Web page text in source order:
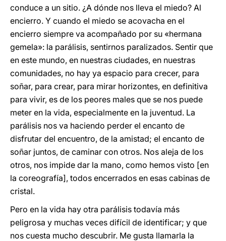
conduce a un sitio. ¿A dónde nos lleva el miedo? Al
encierro. Y cuando el miedo se acovacha en el
encierro siempre va acompañado por su «hermana
gemela»: la parálisis, sentirnos paralizados. Sentir que
en este mundo, en nuestras ciudades, en nuestras
comunidades, no hay ya espacio para crecer, para
soñar, para crear, para mirar horizontes, en definitiva
para vivir, es de los peores males que se nos puede
meter en la vida, especialmente en la juventud. La
parálisis nos va haciendo perder el encanto de
disfrutar del encuentro, de la amistad; el encanto de
soñar juntos, de caminar con otros. Nos aleja de los
otros, nos impide dar la mano, como hemos visto [en
la coreografía], todos encerrados en esas cabinas de
cristal.
Pero en la vida hay otra parálisis todavía más
peligrosa y muchas veces difícil de identificar; y que
nos cuesta mucho descubrir. Me gusta llamarla la